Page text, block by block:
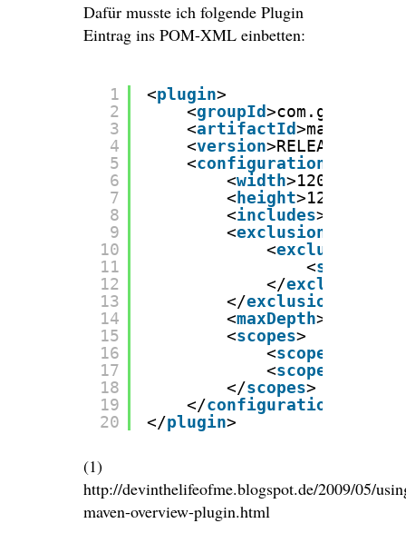
Dafür musste ich folgende Plugin
Eintrag ins POM-XML einbetten:
1
2
3
4
5
6
7
8
9
10
11
12
13
14
15
16
17
18
19
20
<plugin>
<groupId
<artifactId>maven-
<version>RELEASE</
<configuration
<width>1200</
< height>1200</
<includes
<exclusions
<exclusion
<scope
</exclusion
</exclusions
<maxDepth>1</
<scopes>
<scope
<scope
</scopes>
</configuration
</plugin>
(1)
http://devinthelifeofme.blogspot.de/2009/05/
maven-overview-plugin.html